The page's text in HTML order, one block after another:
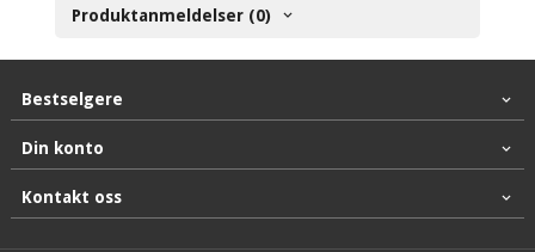
Produktanmeldelser (0)
Bestselgere
Din konto
Kontakt oss